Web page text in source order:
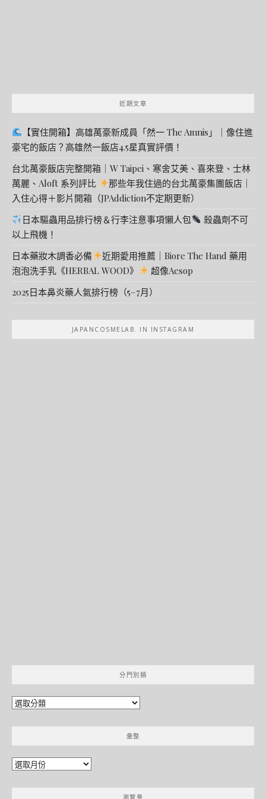
近期文章
【實住開箱】高雄萬豪新成員「然一 The Amnis」｜像住進
豪宅的飯店？高雄然一飯店4.5星真實評價！
台北萬豪飯店完整開箱｜W Taipei、寒舍艾美、喜來登、士林
萬麗、Aloft 系列評比
那些年我住過的台北萬豪集團飯店｜
入住心得＋影片開箱（JPAddiction不定期更新）
日本驅蟲用品排行榜＆行李注意事項懶人包
殺蟲劑不可
以上飛機！
日本藥妝木調香必備
近期愛用推薦｜Biore The Hand 藥用
泡泡洗手乳《HERBAL WOOD》
超像Aesop
2025日本鼻炎藥人氣排行榜（5–7月）
JAPANCOSMELAB. IN INSTAGRAM
分門別類
分
別
彙整
彙